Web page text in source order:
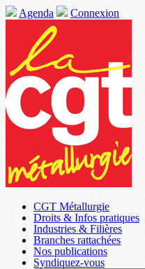
Agenda Connexion
CGT Métallurgie
Droits & Infos pratiques
Industries & Filières
Branches rattachées
Nos publications
Syndiquez-vous